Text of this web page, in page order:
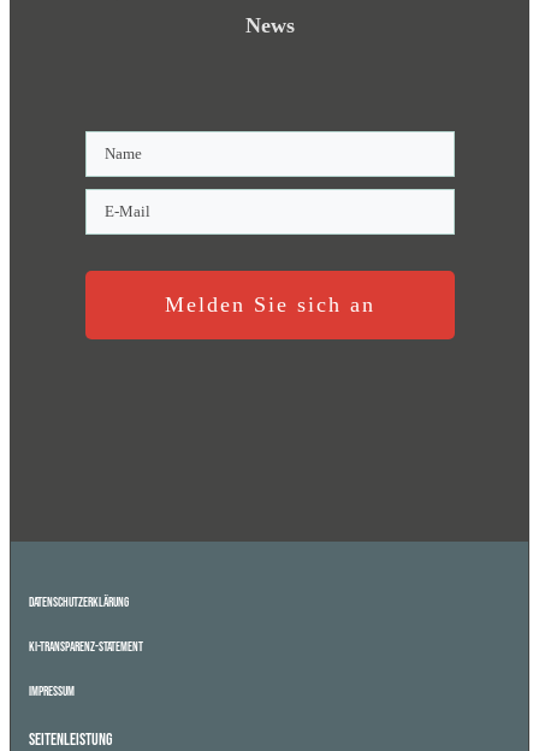
News
Melden Sie sich an
Datenschutzerklärung
KI-Transparenz-Statement
Impressum
Seitenleistung